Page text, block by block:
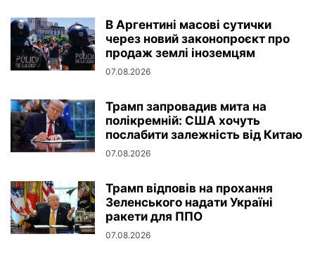
В Аргентині масові сутички
через новий законопроєкт про
продаж землі іноземцям
07.08.2026
Трамп запровадив мита на
полікремній: США хочуть
послабити залежність від Китаю
07.08.2026
Трамп відповів на прохання
Зеленського надати Україні
ракети для ППО
07.08.2026